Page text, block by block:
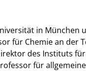
in München
für Chemie an der
des Instituts
für